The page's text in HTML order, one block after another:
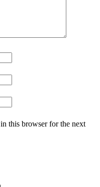
this browser for the next